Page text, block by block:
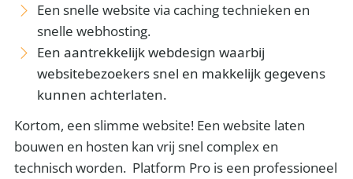
Een snelle website via caching technieken en
snelle webhosting.
Een aantrekkelijk webdesign waarbij
websitebezoekers snel en makkelijk gegevens
kunnen achterlaten.
Kortom, een slimme website! Een website laten
bouwen en hosten kan vrij snel complex en
technisch worden. Platform Pro is een professioneel